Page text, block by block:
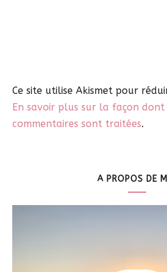
Ce site utilise Akismet pour
En savoir plus sur la façon dont
commentaires sont traitées.
A PROPOS DE